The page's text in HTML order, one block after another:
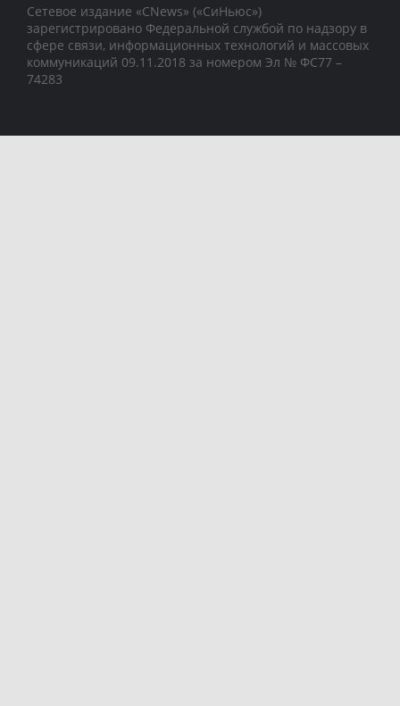
Сетевое издание «CNews» («СиНьюс»)
зарегистрировано Федеральной службой по надзору в
сфере связи, информационных технологий и массовых
коммуникаций 09.11.2018 за номером Эл № ФС77 –
74283